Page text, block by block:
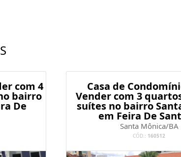
com 4
bairro
De
Casa de
Vender com 3
suítes no bairro
em Feira De
Santa Mônica/BA
CÓD.: 160512